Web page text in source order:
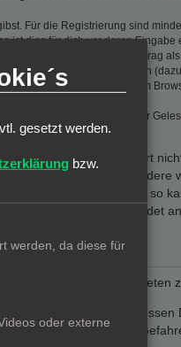
Für die Registrierung sind
ist dies für dich vor deren Eingabe
gilt, wenn du einen Beitrag
und Ändern von Beiträgen
Die von deinem
bei Umfragen, der
dieses Passwort
sorgsam um. Insbesondere
vergessen haben, so
E-Mail-Adresse und sendet
betreiben und anbieten
sowie den Interessen
sofern dies zur
gesetzt werden.
bzw.
werden, da diese für
oder externe